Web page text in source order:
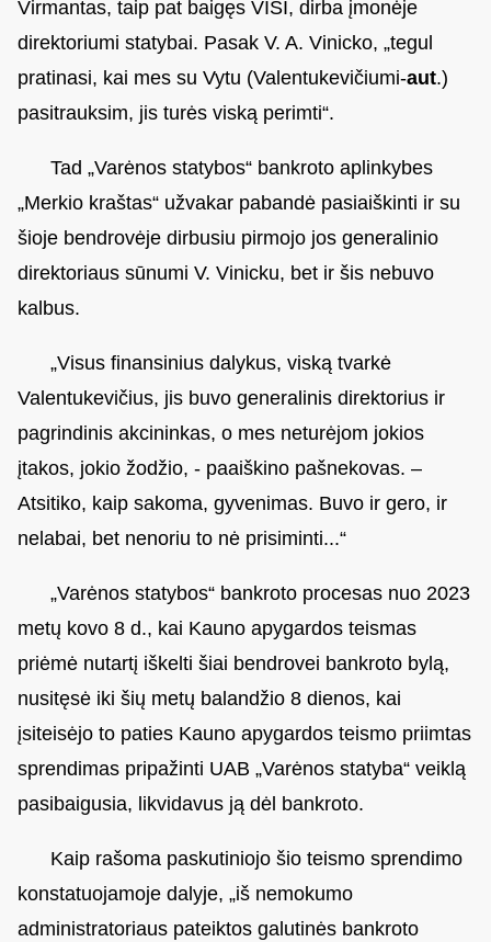
Virmantas, taip pat baigęs VISI, dirba įmonėje
direktoriumi statybai. Pasak V. A. Vinicko, „tegul
pratinasi, kai mes su Vytu (Valentukevičiumi-aut.)
pasitrauksim, jis turės viską perimti“.
Tad „Varėnos statybos“ bankroto aplinkybes
„Merkio kraštas“ užvakar pabandė pasiaiškinti ir su
šioje bendrovėje dirbusiu pirmojo jos generalinio
direktoriaus sūnumi V. Vinicku, bet ir šis nebuvo
kalbus.
„Visus finansinius dalykus, viską tvarkė
Valentukevičius, jis buvo generalinis direktorius ir
pagrindinis akcininkas, o mes neturėjom jokios
įtakos, jokio žodžio, - paaiškino pašnekovas. –
Atsitiko, kaip sakoma, gyvenimas. Buvo ir gero, ir
nelabai, bet nenoriu to nė prisiminti...“
„Varėnos statybos“ bankroto procesas nuo 2023
metų kovo 8 d., kai Kauno apygardos teismas
priėmė nutartį iškelti šiai bendrovei bankroto bylą,
nusitęsė iki šių metų balandžio 8 dienos, kai
įsiteisėjo to paties Kauno apygardos teismo priimtas
sprendimas pripažinti UAB „Varėnos statyba“ veiklą
pasibaigusia, likvidavus ją dėl bankroto.
Kaip rašoma paskutiniojo šio teismo sprendimo
konstatuojamoje dalyje, „iš nemokumo
administratoriaus pateiktos galutinės bankroto